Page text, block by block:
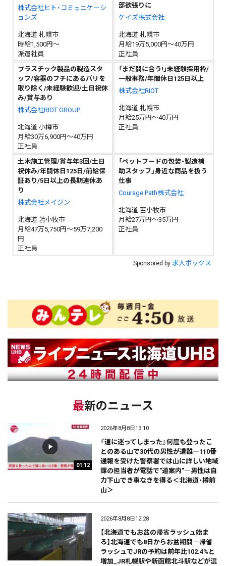
株式会社ヒト・コミュニケーシ
ョンズ
北海道 札幌市
時給1,500円～
派遣社員
部欲張りに
ケイズ株式会社
北海道 札幌市
月給19万5,000円～40万円
正社員
プラスチック製品の製造スタ
ッフ/容器のフチにあるバリを
取り除く/未経験歓迎/土日祝休
み/賞与あり
株式会社RIOT GROUP
北海道 小樽市
月給30万6,900円～40万円
正社員
「まだ間に合う!」未経験採用枠/
一般事務/年間休日125日以上
株式会社RIOT
北海道 札幌市
月給25万円～40万円
正社員
土木施工管理/賞与年3回/土日
祝休み/年間休日125日/前給保
証あり/5日以上の長期連休あ
り
株式会社メイジン
北海道 苫小牧市
月給47万5,750円～59万7,200
円
正社員
「ペットフードの包装・製造補
助スタッフ」身近な商品を扱う
仕事
Courage Path株式会社
北海道 苫小牧市
月給27万円～35万円
正社員
Sponsored by 求人ボックス
最新のニュース
01:12
2026年8月8日13:10
『道に迷ってしまった』何度も登ったこ
とのある山で30代の男性が遭難―110番
通報を受けた警察署では山に詳しい地域
課の担当者が電話で"道案内"―男性は自
力下山でき事なきを得る＜北海道・樽前
山＞
2026年8月8日12:28
【北海道でもお盆の帰省ラッシュ始ま
る】北海道でも8日からお盆期間－帰省
ラッシュでJRの予約は前年比102.4%と
増加_JR札幌駅や新函館北斗駅などが混